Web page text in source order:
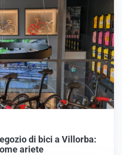
di bici a Villorba:
ariete